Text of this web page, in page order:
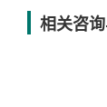
相关咨